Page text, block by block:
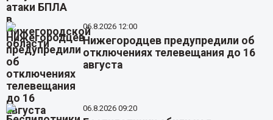
06.8.2026 12:00
Нижегородцев предупредили об
отключениях телевещания до 16
августа
06.8.2026 09:20